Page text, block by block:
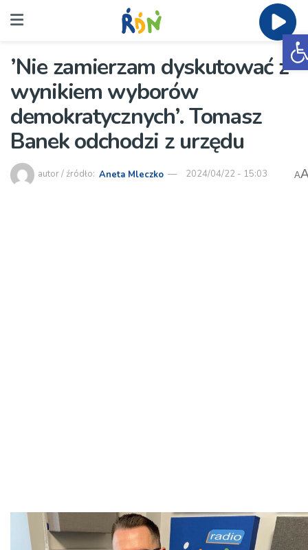
’Nie zamierzam dyskutować z
wynikiem wyborów
demokratycznych’. Tomasz
Banek odchodzi z urzędu
autor / źródło: Aneta Mleczko 2024/04/22 - 15:03 A